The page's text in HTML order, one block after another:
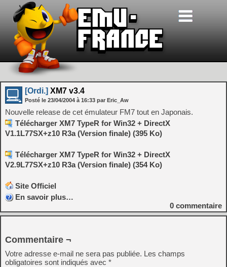
[Ordi.] XM7 v3.4
Posté le 23/04/2004 à 16:33 par Eric_Aw
Nouvelle release de cet émulateur FM7 tout en Japonais.
Télécharger XM7 TypeR for Win32 + DirectX
V1.1L77SX+z10 R3a (Version finale) (395 Ko)
Télécharger XM7 TypeR for Win32 + DirectX
V2.9L77SX+z10 R3a (Version finale) (354 Ko)
Site Officiel
En savoir plus…
0 commentaire
Commentaire ¬
Votre adresse e-mail ne sera pas publiée. Les champs
obligatoires sont indiqués avec *